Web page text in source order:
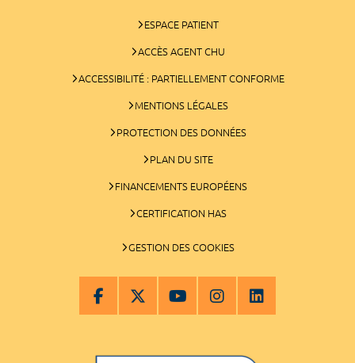
ESPACE PATIENT
ACCÈS AGENT CHU
ACCESSIBILITÉ : PARTIELLEMENT CONFORME
MENTIONS LÉGALES
PROTECTION DES DONNÉES
PLAN DU SITE
FINANCEMENTS EUROPÉENS
CERTIFICATION HAS
GESTION DES COOKIES